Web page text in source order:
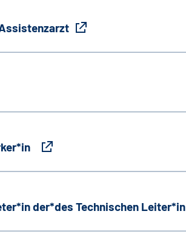
der*des Technischen Leiter*in